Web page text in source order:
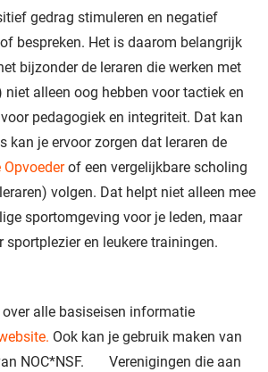
gedrag stimuleren en negatief
bespreken. Het is daarom belangrijk
bijzonder de leraren die werken met
niet alleen oog hebben voor tactiek en
pedagogiek en integriteit. Dat kan
kan je ervoor zorgen dat leraren de
Opvoederof een vergelijkbare scholing
volgen. Dat helpt niet alleen mee
sportomgeving voor je leden, maar
sportplezier en leukere trainingen.
over alle basiseisen informatie
Ook kan je gebruik maken van
NOC*NSF.
Verenigingen die aan